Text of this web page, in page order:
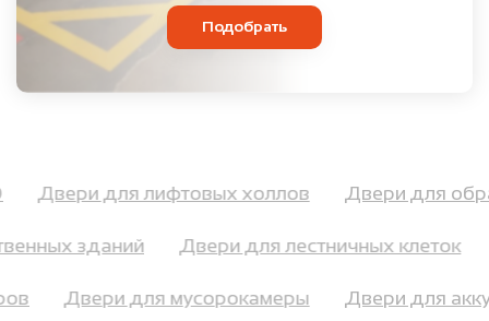
Подобрать
Двери для лифтовых холлов Двери для
зданий Двери для лестничных клеток
Двери для мусорокамеры Двери для